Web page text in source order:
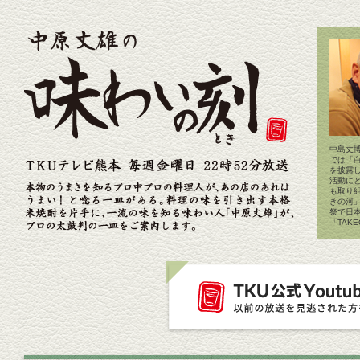
中島丈
では「
を披露
活動に
も取り
きの河
祭で日
「